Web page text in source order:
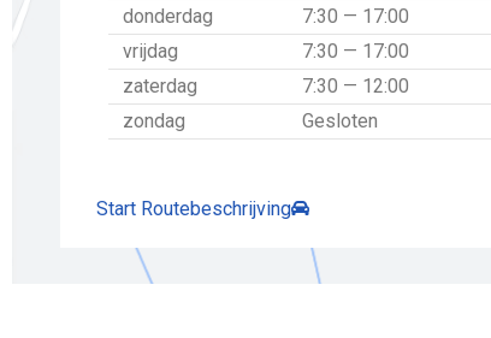
donderdag
7:30 — 17:00
vrijdag
7:30 — 17:00
zaterdag
7:30 — 12:00
zondag
Gesloten
Start Routebeschrijving